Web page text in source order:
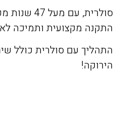
סולרית, עם מעל 47 שנות מקצועיות בתחום
התקנה מקצועית ותמיכה
הירוקה!